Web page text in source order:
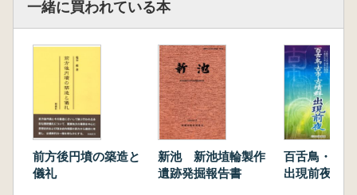
模造品の分析を通して-
古 墳時代中期における古市古墳群出土埴輪の
系統と生産
木村 理
研究ノート
一緒に買われている本
前方後円墳の築造と
儀礼
新池 新池埴輪製作
遺跡発掘報告書
百舌鳥・古
出現前夜